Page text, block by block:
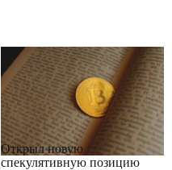
RRCNEWS_RU
Открыл новую
спекулятивную позицию